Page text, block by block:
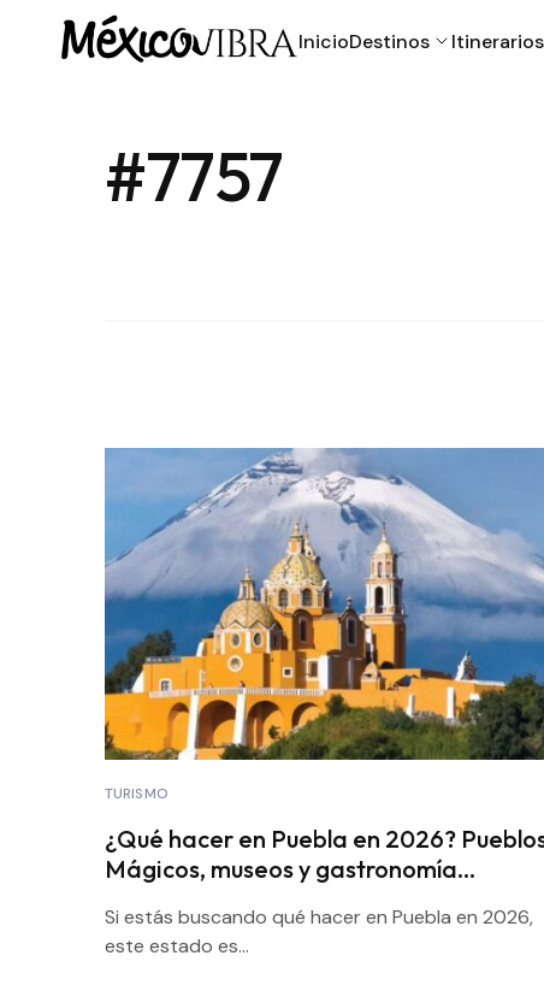
InicioDestinos Itinerarios
#7757
TURISMO
¿Qué hacer en Puebla en 2026?
Mágicos, museos y gastronomía
Si estás buscando qué hacer en Puebla en 2026,
este estado es...